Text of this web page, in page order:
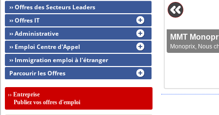
MMT
Monoprix, Nous
›› Offres des Secteurs Leaders
›› Offres IT
›› Administrative
›› Emploi Centre d'Appel
›› Immigration emploi à l'étranger
Parcourir les Offres
››Entreprise
Publiez vos offres d'emploi